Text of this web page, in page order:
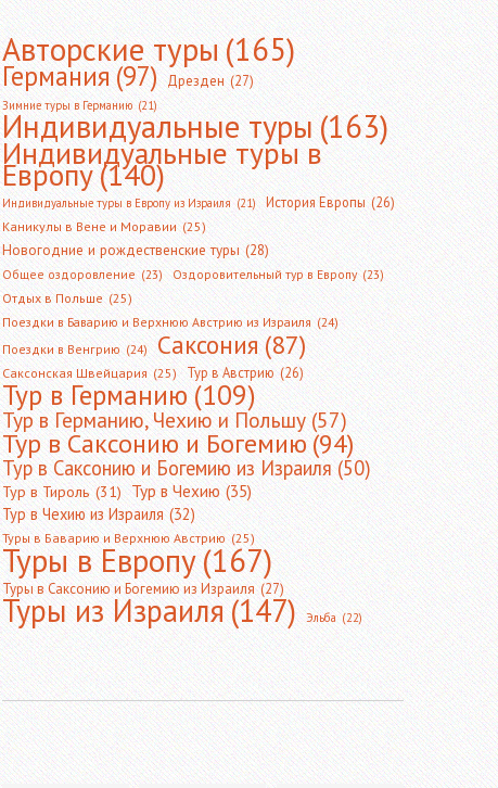
Авторские туры(165)
Германия(97) Дрезден (27)
Зимние туры в Германию (21)
Индивидуальные туры(163)
Индивидуальные туры в
Европу(140)
Индивидуальные туры в Европу из Израиля (21) История Европы (26)
Каникулы в Вене и Моравии (25)
Новогодние и рождественские туры (28)
Общее оздоровление (23) Оздоровительный тур в Европу (23)
Отдых в Польше (25)
Поездки в Баварию и Верхнюю Австрию из Израиля (24)
Поездки в Венгрию (24) Саксония (87)
Саксонская Швейцария (25) Тур в Австрию (26)
Тур в Германию(109)
Тур в Германию, Чехию и Польшу (57)
Тур в Саксонию и Богемию(94)
Тур в Саксонию и Богемию из Израиля (50)
Тур в Тироль (31) Тур в Чехию (35)
Тур в Чехию из Израиля (32)
Туры в Баварию и Верхнюю Австрию (25)
Туры в Европу(167)
Туры в Саксонию и Богемию из Израиля (27)
Туры из Израиля(147) Эльба (22)